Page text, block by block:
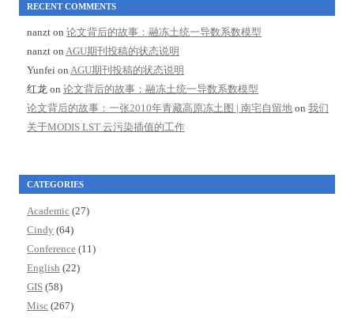
RECENT COMMENTS
nanzt on 论文背后的故事：融冻土统一导数系数模型
nanzt on AGU期刊投稿的状态说明
Yunfei on AGU期刊投稿的状态说明
红龙 on 论文背后的故事：融冻土统一导数系数模型
论文背后的故事：一张2010年青藏高原冻土图 | 南宅自留地 on 我们
关于MODIS LST 云污染插值的工作
CATEGORIES
Academic (27)
Cindy (64)
Conference (11)
English (22)
GIS (58)
Misc (267)